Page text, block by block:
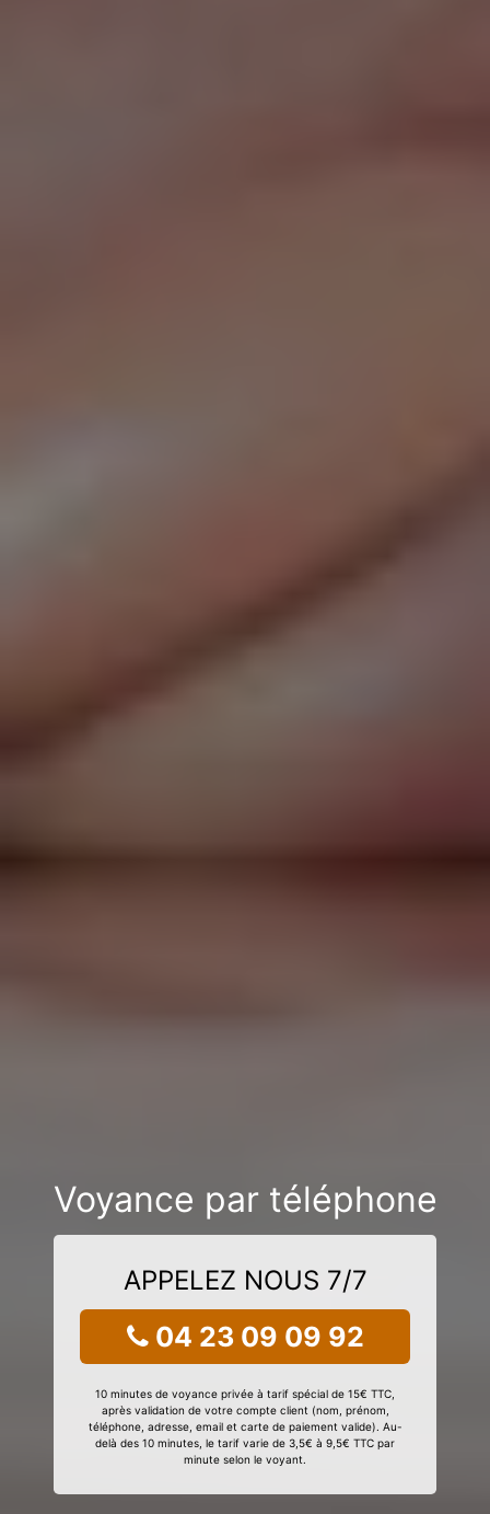
Voyance par téléphone
APPELEZ NOUS 7/7
04 23 09 09 92
10 minutes de voyance privée à tarif spécial de 15€ TTC,
après validation de votre compte client (nom, prénom,
téléphone, adresse, email et carte de paiement valide). Au-
delà des 10 minutes, le tarif varie de 3,5€ à 9,5€ TTC par
minute selon le voyant.